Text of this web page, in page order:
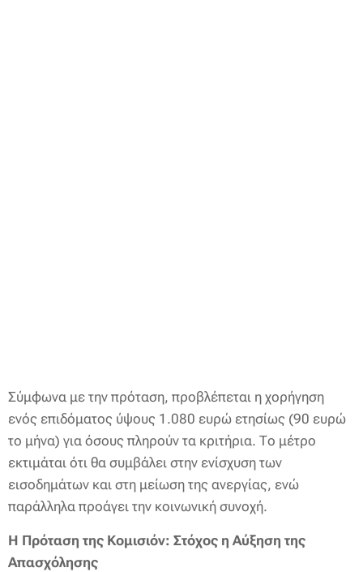
Σύμφωνα με την πρόταση, προβλέπεται η χορήγηση
ενός επιδόματος ύψους 1.080 ευρώ ετησίως (90 ευρώ
το μήνα) για όσους πληρούν τα κριτήρια. Το μέτρο
εκτιμάται ότι θα συμβάλει στην ενίσχυση των
εισοδημάτων και στη μείωση της ανεργίας, ενώ
παράλληλα προάγει την κοινωνική συνοχή.
Η Πρόταση της Κομισιόν: Στόχος η Αύξηση της
Απασχόλησης